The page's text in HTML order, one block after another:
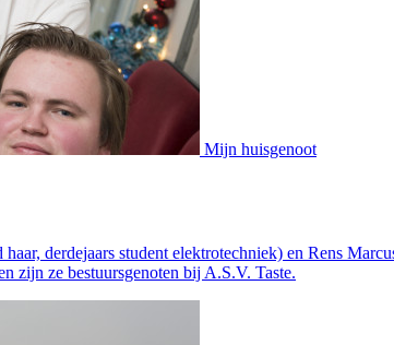
Mijn huisgenoot
derdejaars student elektrotechniek) en Rens
zijn ze bestuursgenoten bij A.S.V. Taste.